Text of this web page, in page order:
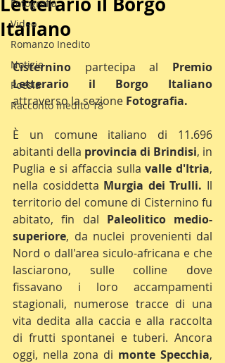
Fotografia
Video
Romanzo Inedito
Notizie
Poesia
Racconto Inedito 18
Italiano
Cisternino partecipa al Premio
Letterario il Borgo Italiano
attraverso la sezione Fotografia.
È un comune italiano di 11.696
abitanti della provincia di Brindisi, in
Puglia e si affaccia sulla valle d'Itria,
nella cosiddetta Murgia dei Trulli. Il
territorio del comune di Cisternino fu
abitato, fin dal Paleolitico medio-
superiore, da nuclei provenienti dal
Nord o dall'area siculo-africana e che
lasciarono, sulle colline dove
fissavano i loro accampamenti
stagionali, numerose tracce di una
vita dedita alla caccia e alla raccolta
di frutti spontanei e tuberi. Ancora
oggi, nella zona di monte Specchia,